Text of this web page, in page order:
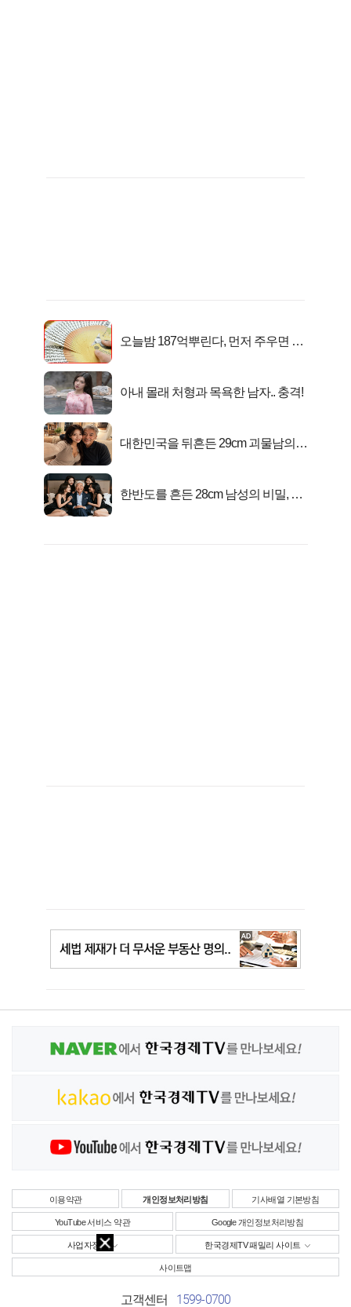
오늘밤 187억뿌린다, 먼저 주우면 최
아내 몰래 처형과 목욕한 남자.. 충격!
대한민국을 뒤흔든 29cm 괴물남의
한반도를 흔든 28cm 남성의 비밀, 매
이용약관 개인정보처리방침 기사배열 기본방침
YouTube 서비스 약관 Google 개인정보처리방침
사업자정보 한국경제TV 패밀리 사이트
사이트맵
고객센터 1599-0700